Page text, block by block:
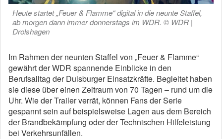
Heute startet „Feuer & Flamme“ digital in die neunte Staffel,
ab morgen dann immer donnerstags im WDR. © WDR |
Drolshagen
Im Rahmen der neunten Staffel von „Feuer & Flamme“
gewährt der WDR spannende Einblicke in den
Berufsalltag der Duisburger Einsatzkräfte. Begleitet haben
sie diese über einen Zeitraum von 70 Tagen – rund um die
Uhr. Wie der Trailer verrät, können Fans der Serie
gespannt sein auf beispielsweise Lagen aus dem Bereich
der Brandbekämpfung oder der Technischen Hilfeleistung
bei Verkehrsunfällen.